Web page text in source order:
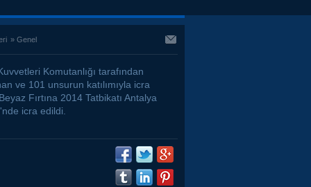
» Genel
Komutanlığı tarafından
ve 101 unsurun katılımıyla icra
Fırtına 2014 Tatbikatı Antalya
icra edildi.